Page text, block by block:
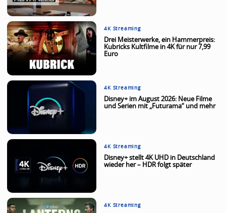
4K Streaming
Drei Meisterwerke, ein Hammerpreis:
Kubricks Kultfilme in 4K für nur 7,99
Euro
4K Streaming
Disney+ im August 2026: Neue Filme
und Serien mit „Futurama“ und mehr
4K Streaming
Disney+ stellt 4K UHD in Deutschland
wieder her – HDR folgt später
4K Streaming